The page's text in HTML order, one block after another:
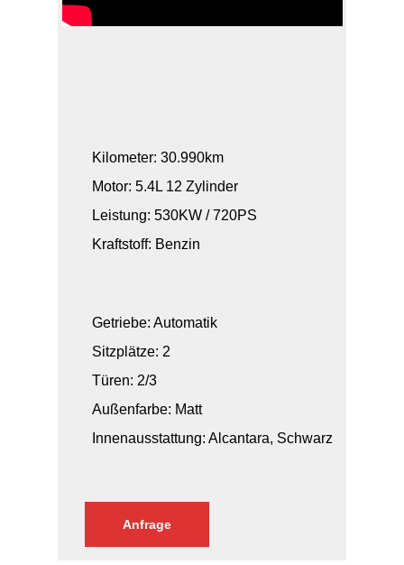
Kilometer: 30.990km
Motor: 5.4L 12 Zylinder
Leistung: 530KW / 720PS
Kraftstoff: Benzin
Getriebe: Automatik
Sitzplätze: 2
Türen: 2/3
Außenfarbe: Matt
Innenausstattung: Alcantara, Schwarz
Anfrage